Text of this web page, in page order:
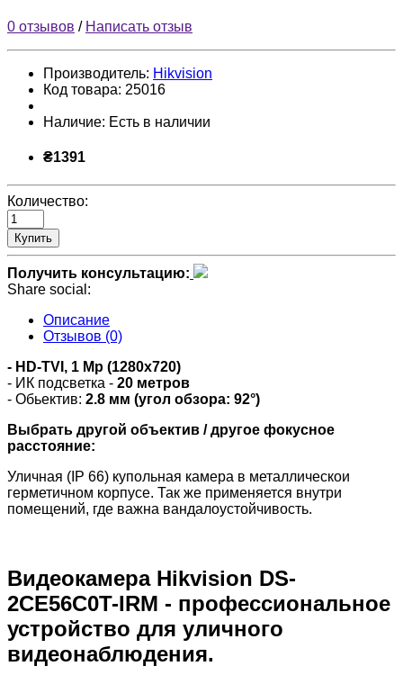
0 отзывов / Написать отзыв
Производитель: Hikvision
Код товара: 25016
Наличие: Есть в наличии
₴1391
Количество:
Купить
Получить консультацию:
Share social:
Описание
Отзывов (0)
- HD-TVI, 1 Mp (1280x720)
- ИК подсветка - 20 метров
- Обьектив: 2.8 мм (угол обзора: 92°)
Выбрать другой объектив / другое фокусное
расстояние:
Уличная (IP 66) купольная камера в металлическои
герметичном корпусе. Так же применяется внутри
помещений, где важна вандалоустойчивость.
Видеокамера Hikvision DS-
2CE56C0T-IRM - профессиональное
устройство для уличного
видеонаблюдения.